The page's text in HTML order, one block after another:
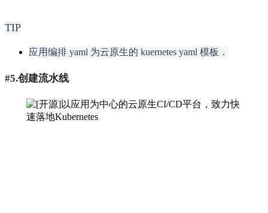
TIP
应用编排 yaml 为云原生的 kuernetes yaml 模板．
#5.创建流水线